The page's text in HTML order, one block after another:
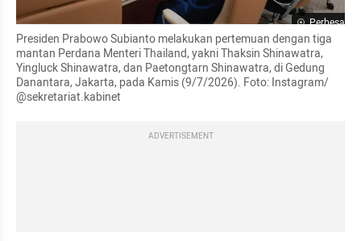
Perbesar
Presiden Prabowo Subianto melakukan pertemuan dengan tiga
mantan Perdana Menteri Thailand, yakni Thaksin Shinawatra,
Yingluck Shinawatra, dan Paetongtarn Shinawatra, di Gedung
Danantara, Jakarta, pada Kamis (9/7/2026). Foto: Instagram/
@sekretariat.kabinet
ADVERTISEMENT